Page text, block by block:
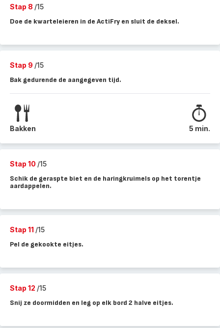
Stap 8 /15
Doe de kwarteleieren in de ActiFry en sluit de deksel.
Stap 9 /15
Bak gedurende de aangegeven tijd.
Bakken 5 min.
Stap 10 /15
Schik de geraspte biet en de haringkruimels op het torentje
aardappelen.
Stap 11 /15
Pel de gekookte eitjes.
Stap 12 /15
Snij ze doormidden en leg op elk bord 2 halve eitjes.